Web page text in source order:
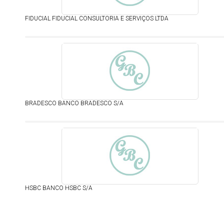
FIDUCIAL FIDUCIAL CONSULTORIA E SERVIÇOS LTDA
BRADESCO BANCO BRADESCO S/A
HSBC BANCO HSBC S/A